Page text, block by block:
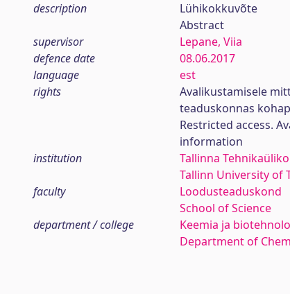
description
Lühikokkuvõte
Abstract
supervisor
Lepane, Viia
defence date
08.06.2017
language
est
rights
Avalikustamisele
teaduskonnas
Restricted access.
information
institution
Tallinna
Tallinn University of
faculty
Loodusteaduskond
School of Science
department / college
Keemia ja
Department of